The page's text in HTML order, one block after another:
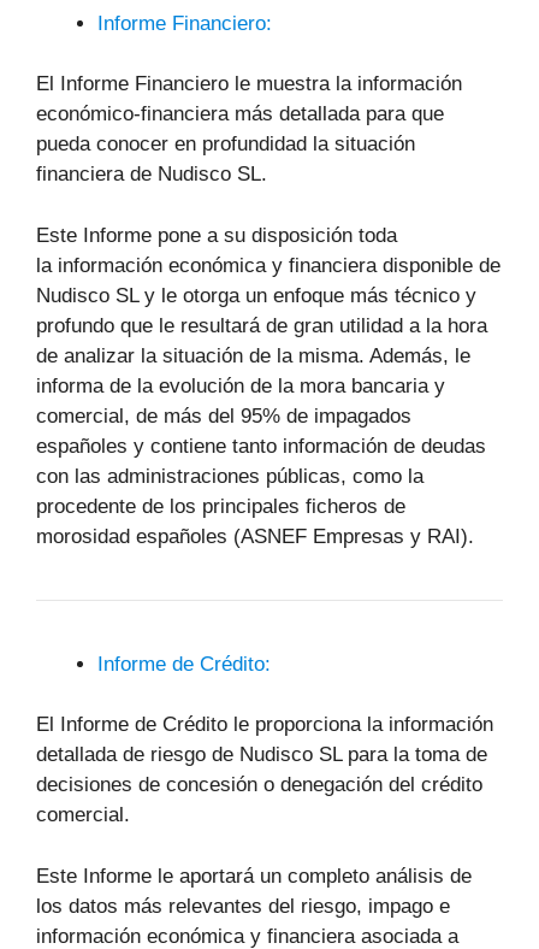
Informe Financiero:
El Informe Financiero le muestra la información
económico-financiera más detallada para que
pueda conocer en profundidad la situación
financiera de Nudisco SL.
Este Informe pone a su disposición toda
la información económica y financiera disponible de
Nudisco SL y le otorga un enfoque más técnico y
profundo que le resultará de gran utilidad a la hora
de analizar la situación de la misma. Además, le
informa de la evolución de la mora bancaria y
comercial, de más del 95% de impagados
españoles y contiene tanto información de deudas
con las administraciones públicas, como la
procedente de los principales ficheros de
morosidad españoles (ASNEF Empresas y RAI).
Informe de Crédito:
El Informe de Crédito le proporciona la información
detallada de riesgo de Nudisco SL para la toma de
decisiones de concesión o denegación del crédito
comercial.
Este Informe le aportará un completo análisis de
los datos más relevantes del riesgo, impago e
información económica y financiera asociada a